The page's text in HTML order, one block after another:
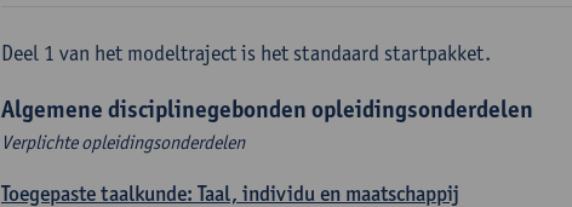
Deel 1 van het modeltraject is het standaard startpakket.
Algemene disciplinegebonden opleidingsonderdelen
Verplichte opleidingsonderdelen
Toegepaste taalkunde: Taal, individu en maatschappij